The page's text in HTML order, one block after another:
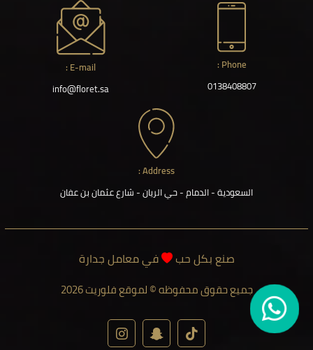
Phone :
0138408807
E-mail :
info@floret.sa
Address :
السعودية - الدمام - حي الريان - شارع عثمان بن عفان
صنع بكل حب في معامل جدارة
جميع حقوق محفوظه © لموقع فلوريت 2026